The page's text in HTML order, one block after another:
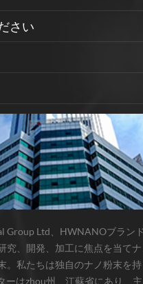
さい
Group Ltd、HWNANOブラン
究、開発、加工に焦点を当て
。私たちは独自のナノ粉末を
ーはzhou州、江蘇省にあり、